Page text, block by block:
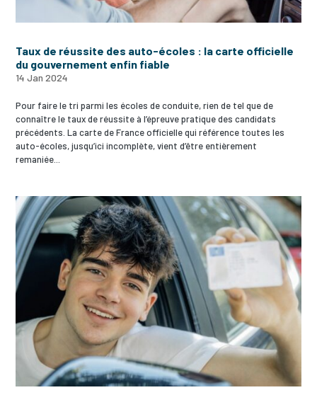
Taux de réussite des auto-écoles : la carte officielle
du gouvernement enfin fiable
14 Jan 2024
Pour faire le tri parmi les écoles de conduite, rien de tel que de
connaître le taux de réussite à l’épreuve pratique des candidats
précédents. La carte de France officielle qui référence toutes les
auto-écoles, jusqu’ici incomplète, vient d’être entièrement
remaniée...